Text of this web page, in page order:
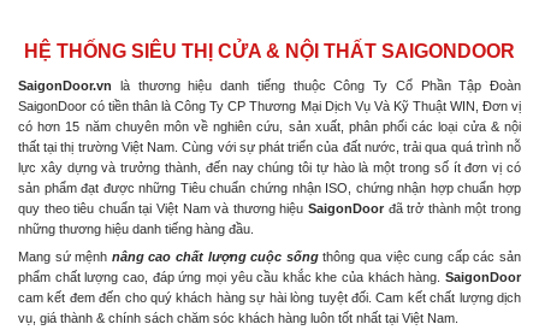
HỆ THỐNG SIÊU THỊ CỬA & NỘI THẤT SAIGONDOOR
SaigonDoor.vn là thương hiệu danh tiếng thuộc Công Ty Cổ Phần Tập Đoàn
SaigonDoor có tiền thân là Công Ty CP Thương Mại Dịch Vụ Và Kỹ Thuật WIN, Đơn vị
có hơn 15 năm chuyên môn về nghiên cứu, sản xuất, phân phối các loại cửa & nội
thất tại thị trường Việt Nam. Cùng với sự phát triển của đất nước, trải qua quá trình nỗ
lực xây dựng và trưởng thành, đến nay chúng tôi tự hào là một trong số ít đơn vị có
sản phẩm đạt được những Tiêu chuẩn chứng nhận ISO, chứng nhận hợp chuẩn hợp
quy theo tiêu chuẩn tại Việt Nam và thương hiệu SaigonDoor đã trở thành một trong
những thương hiệu danh tiếng hàng đầu.
Mang sứ mệnh nâng cao chất lượng cuộc sốngthông qua việc cung cấp các sản
phẩm chất lượng cao, đáp ứng mọi yêu cầu khắc khe của khách hàng. SaigonDoor
cam kết đem đến cho quý khách hàng sự hài lòng tuyệt đối. Cam kết chất lượng dịch
vụ, giá thành & chính sách chăm sóc khách hàng luôn tốt nhất tại Việt Nam.